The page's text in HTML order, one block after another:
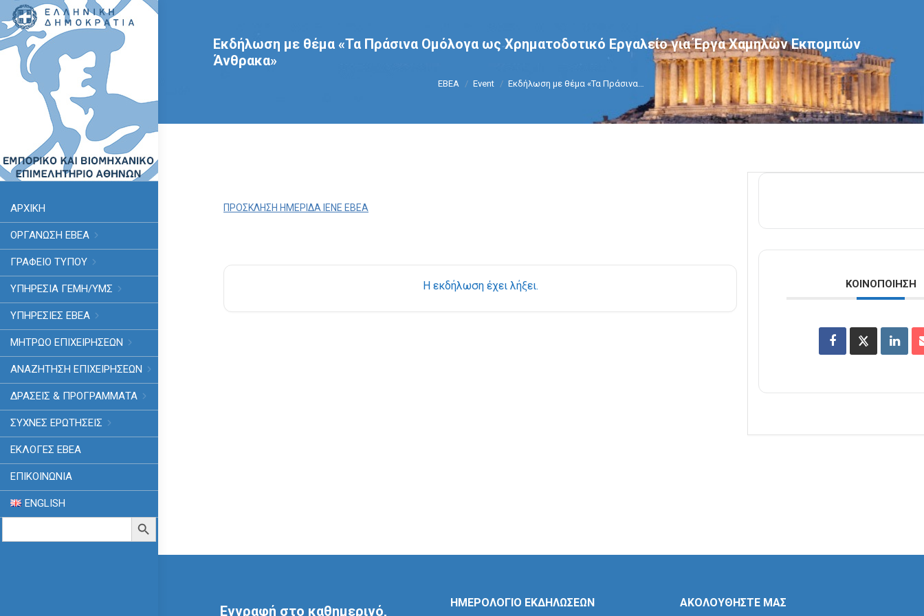
ΑΡΧΙΚΗ
ΟΡΓΑΝΩΣΗ ΕΒΕΑ
ΓΡΑΦΕΙΟ ΤΥΠΟΥ
ΥΠΗΡΕΣΊΑ ΓΕΜΗ/ΥΜΣ
ΥΠΗΡΕΣΙΕΣ ΕΒΕΑ
ΜΗΤΡΩΟ ΕΠΙΧΕΙΡΗΣΕΩΝ
ΑΝΑΖΗΤΗΣΗ ΕΠΙΧΕΙΡΗΣΕΩΝ
ΔΡΑΣΕΙΣ & ΠΡΟΓΡΑΜΜΑΤΑ
ΣΥΧΝΕΣ ΕΡΩΤΗΣΕΙΣ
ΕΚΛΟΓΈΣ ΕΒΕΑ
ΕΠΙΚΟΙΝΩΝΙΑ
ENGLISH
Search
Search Button
Εκδήλωση με θέμα «Τα Πράσινα Ομόλογα ως Χρηματοδοτικό Εργαλείο για Έργα Χαμηλών Εκπομπών
Άνθρακα»
You are here:
ΕΒΕΑ Event Εκδήλωση με θέμα «Τα Πράσινα…
ΠΡΟΣΚΛΗΣΗ ΗΜΕΡΙΔΑ ΙΕΝΕ ΕΒΕΑ
Η εκδήλωση έχει λήξει. ΚΟΙΝΟΠΟΊΗΣΗ
Εγγραφή στο καθημερινό,
ΗΜΕΡΟΛΟΓΙΟ ΕΚΔΗΛΩΣΕΩΝ ΑΚΟΛΟΥΘΗΣΤΕ ΜΑΣ